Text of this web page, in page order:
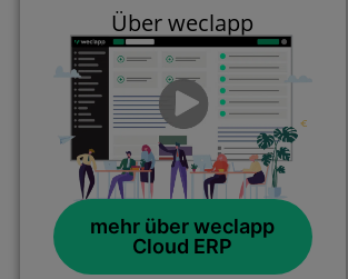
Über weclapp
mehr über weclapp
Cloud ERP